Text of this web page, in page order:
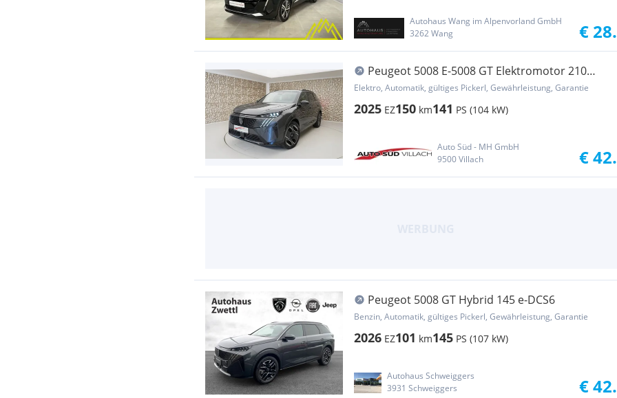
Autohaus Wang im Alpenvorland GmbH
3262 Wang
€
Peugeot 5008 E-5008 GT Elektromotor 210
(Batterie 73 kWh)
Elektro, Automatik, gültiges Pickerl, Gewährleistung, Garantie
2025 EZ150 km141 PS (104 kW)
Auto Süd - MH GmbH
9500 Villach
€
Peugeot 5008 GT Hybrid 145 e-DCS6
Benzin, Automatik, gültiges Pickerl, Gewährleistung, Garantie
2026 EZ101 km145 PS (107 kW)
Autohaus Schweiggers
3931 Schweiggers
€